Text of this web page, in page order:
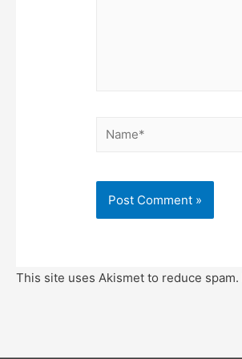
Name*
This site uses Akismet to reduce spam.